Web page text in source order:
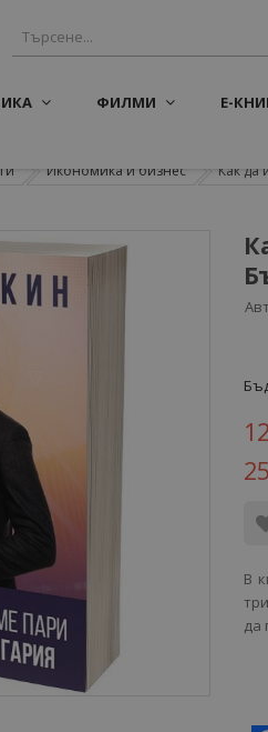
ФИЛМИ Е-
Икономика и бизнес Как да
В
да